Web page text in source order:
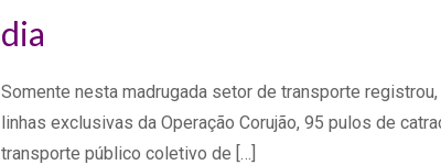
dia
Somente nesta madrugada setor de transporte
linhas exclusivas da Operação Corujão, 95 pulos de
transporte público coletivo de […]